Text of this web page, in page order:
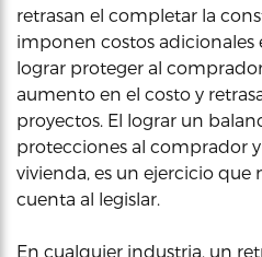
retrasan el completar la
imponen costos adicionales
lograr proteger al
aumento en el costo y
proyectos. El lograr un
protecciones al comprador
vivienda, es un ejercicio que
cuenta al legislar.
En cualquier industria, un